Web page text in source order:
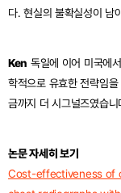
다. 현실의 불확실성이 남
Ken 독일에 이어 미국에
학적으로 유효한 전략임
금까지 더 시그널즈였습니
논문 자세히 보기
Cost-effectiveness of